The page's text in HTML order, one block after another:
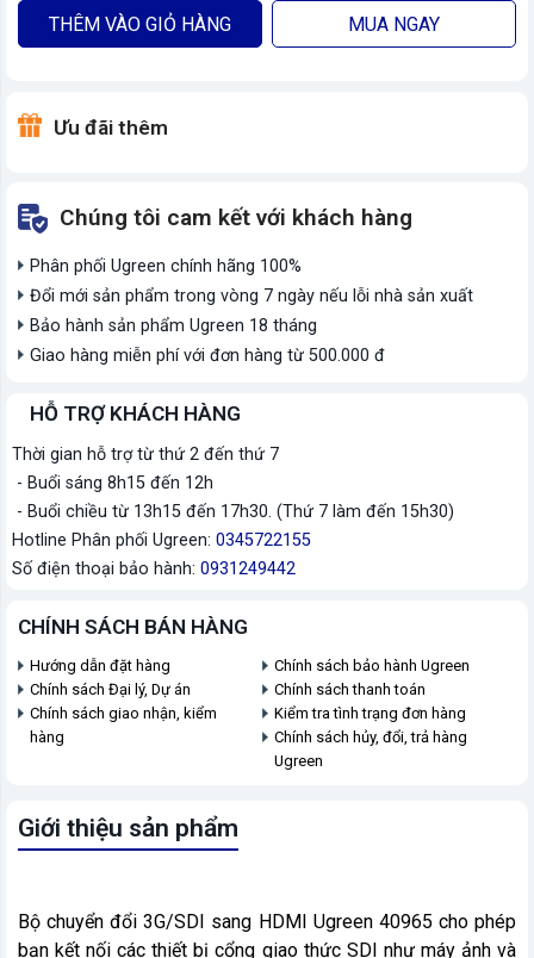
THÊM VÀO GIỎ HÀNG MUA NGAY
Ưu đãi thêm
Chúng tôi cam kết với khách hàng
Phân phối Ugreen chính hãng 100%
Đổi mới sản phẩm trong vòng 7 ngày nếu lỗi nhà sản xuất
Bảo hành sản phẩm Ugreen 18 tháng
Giao hàng miễn phí với đơn hàng từ 500.000 đ
HỖ TRỢ KHÁCH HÀNG
Thời gian hỗ trợ từ thứ 2 đến thứ 7
- Buổi sáng 8h15 đến 12h
- Buổi chiều từ 13h15 đến 17h30. (Thứ 7 làm đến 15h30)
Hotline Phân phối Ugreen: 0345722155
Số điện thoại bảo hành: 0931249442
CHÍNH SÁCH BÁN HÀNG
Hướng dẫn đặt hàng
Chính sách bảo hành Ugreen
Chính sách Đại lý, Dự án
Chính sách thanh toán
Chính sách giao nhận, kiểm
hàng
Kiểm tra tình trạng đơn hàng
Chính sách hủy, đổi, trả hàng
Ugreen
Giới thiệu sản phẩm
Bộ chuyển đổi 3G/SDI sang HDMI Ugreen 40965 cho phép
bạn kết nối các thiết bị cổng giao thức SDI như máy ảnh và